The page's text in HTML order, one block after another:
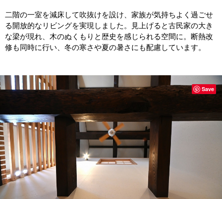
二階の一室を減床して吹抜けを設け、家族が気持ちよく過ごせ
る開放的なリビングを実現しました。見上げると古民家の大き
な梁が現れ、木のぬくもりと歴史を感じられる空間に。断熱改
修も同時に行い、冬の寒さや夏の暑さにも配慮しています。
Save